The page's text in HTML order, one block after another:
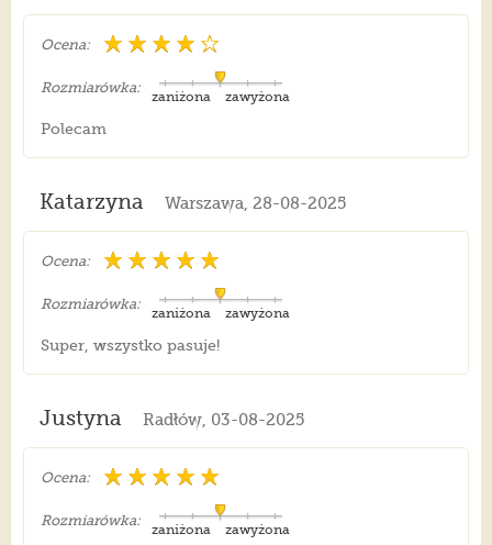
Ocena:
Rozmiarówka:
zawyżona
zaniżona
Polecam
Katarzyna Warszawa, 28-08-2025
Ocena:
Rozmiarówka:
zawyżona
zaniżona
Super, wszystko pasuje!
Justyna Radłów, 03-08-2025
Ocena:
Rozmiarówka:
zawyżona
zaniżona